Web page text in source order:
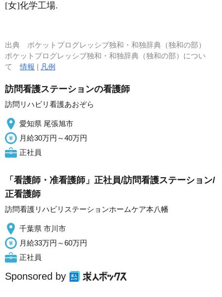
[女]化学工場.
出典 ポケットプログレッシブ独和・和独辞典（独和の部）
ポケットプログレッシブ独和・和独辞典（独和の部）につい
て情報 | 凡例
訪問看護ステーションの看護師
訪問リハビリ看護あおぞら
愛知県 尾張旭市
月給30万円～40万円
正社員
「看護師・准看護師」正社員/訪問看護ステーション/
正看護師
訪問看護リハビリステーションホームケア本八幡
千葉県 市川市
月給33万円～60万円
正社員
Sponsored by